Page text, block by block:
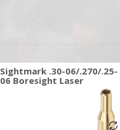
Sightmark .30-06/.270/.25-
06 Boresight Laser